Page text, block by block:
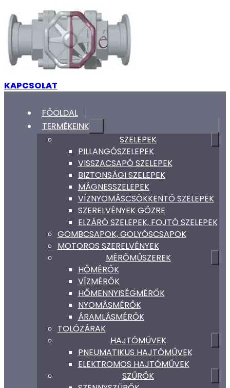
KAPCSOLAT
FŐOLDAL
TERMÉKEINK
SZELEPEK
PILLANGÓSZELEPEK
VISSZACSAPÓ SZELEPEK
BIZTONSÁGI SZELEPEK
MÁGNESSZELEPEK
VÍZNYOMÁSCSÖKKENTŐ SZELEPEK
SZERELVÉNYEK GŐZRE
ELZÁRÓ SZELEPEK, FOJTÓ SZELEPEK
GÖMBCSAPOK, GOLYÓSCSAPOK
MOTOROS SZERELVÉNYEK
MÉRŐMŰSZEREK
HŐMÉRŐK
VÍZMÉRŐK
HŐMENNYISÉGMÉRŐK
NYOMÁSMÉRŐK
ÁRAMLÁSMÉRŐK
TOLÓZÁRAK
HAJTÓMŰVEK
PNEUMATIKUS HAJTÓMŰVEK
ELEKTROMOS HAJTÓMŰVEK
SZŰRŐK